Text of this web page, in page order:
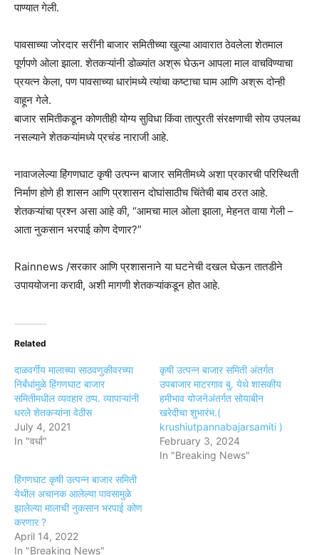
पाण्यात गेली.
पावसाच्या जोरदार सरींनी बाजार समितीच्या खुल्या आवारात ठेवलेला शेतमाल
पूर्णपणे ओला झाला. शेतकऱ्यांनी डोळ्यांत अश्रू घेऊन आपला माल वाचविण्याचा
प्रयत्न केला, पण पावसाच्या धारांमध्ये त्यांचा कष्टाचा घाम आणि अश्रू दोन्ही
वाहून गेले.
बाजार समितीकडून कोणतीही योग्य सुविधा किंवा तात्पुरती संरक्षणाची सोय उपलब्ध
नसल्याने शेतकऱ्यांमध्ये प्रचंड नाराजी आहे.
नावाजलेल्या हिंगणघाट कृषी उत्पन्न बाजार समितीमध्ये अशा प्रकारची परिस्थिती
निर्माण होणे ही शासन आणि प्रशासन दोघांसाठीच चिंतेची बाब ठरत आहे.
शेतकऱ्यांचा प्रश्न असा आहे की, “आमचा माल ओला झाला, मेहनत वाया गेली –
आता नुकसान भरपाई कोण देणार?”
Rainnews /सरकार आणि प्रशासनाने या घटनेची दखल घेऊन तातडीने
उपाययोजना करावी, अशी मागणी शेतकऱ्यांकडून होत आहे.
Related
दाळवर्गीय मालाच्या साठवणुकीवरच्या
निर्बंधांमुळे हिंगणघाट बाजार
समितीमधील व्यवहार ठप्प. व्यापाऱ्यांनी
धरले शेतकऱ्यांना वेठीस
July 4, 2021
In "वर्धा"
कृषी उत्पन्न बाजार समिती अंतर्गत
उपबाजार माटरगाव बु. येथे शासकीय
हमीभाव योजनेअंतर्गत सोयाबीन
खरेदीचा शुभारंभ.(
krushiutpannabajarsamiti )
February 3, 2024
In "Breaking News"
हिंगणघाट कृषी उत्पन्न बाजार समिती
येथील अचानक आलेल्या पावसामुळे
झालेल्या मालाची नुकसान भरपाई कोण
करणार ?
April 14, 2022
In "Breaking News"